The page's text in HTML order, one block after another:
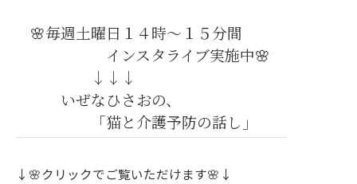
🌸毎週土曜日１４時～１５分間
インスタライブ実施中🌸
↓↓↓
いぜなひさおの、
「猫と介護予防の話し」
↓🌸クリックでご覧いただけます🌸↓